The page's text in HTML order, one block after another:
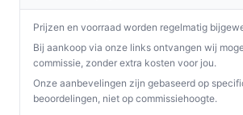
Prijzen en voorraad worden regelmatig
Bij aankoop via onze links ontvangen wij
commissie, zonder extra kosten voor jou.
Onze aanbevelingen zijn gebaseerd op
beoordelingen, niet op commissiehoogte.